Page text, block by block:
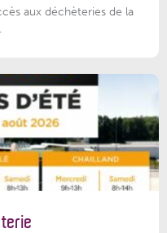
aux déchèteries de la